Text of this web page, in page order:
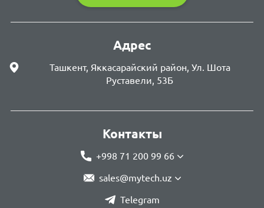
Адрес
Ташкент, Яккасарайский район, Ул. Шота
Руставели, 53Б
Контакты
+998 71 200 99 66
sales@mytech.uz
Telegram